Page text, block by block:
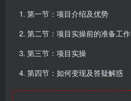
第一节：项目介绍及优势
第二节：项目实操前的准备工作
第三节：项目实操
第四节：如何变现及答疑解惑